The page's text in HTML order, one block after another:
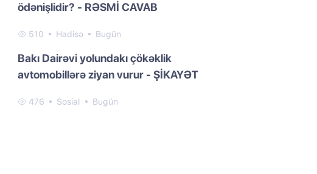
ödənişlidir? - RƏSMİ CAVAB
510 Hadisə Bugün
Bakı Dairəvi yolundakı çökəklik
avtomobillərə ziyan vurur - ŞİKAYƏT
476 Sosial Bugün